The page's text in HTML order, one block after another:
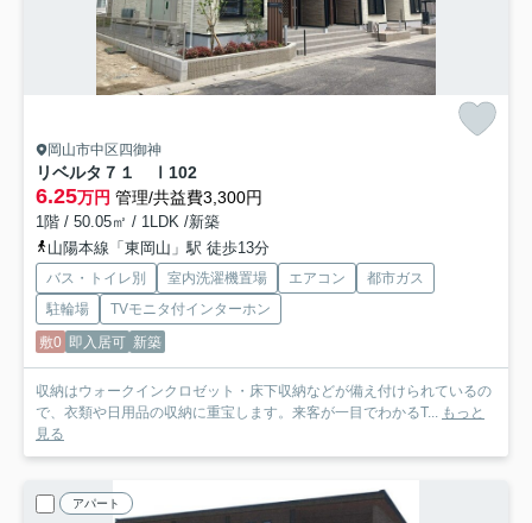
岡山市中区四御神
リベルタ７１ Ⅰ 102
6.25万円 管理/共益費3,300円
1階 / 50.05㎡ / 1LDK /新築
山陽本線「東岡山」駅 徒歩13分
バス・トイレ別 室内洗濯機置場 エアコン
都市ガス
駐輪場
TVモニタ付インターホン
敷0 即入居可 新築
収納はウォークインクロゼット・床下収納などが備え付けられているの
で、衣類や日用品の収納に重宝します。来客が一目でわかるT... もっと
見る
アパート